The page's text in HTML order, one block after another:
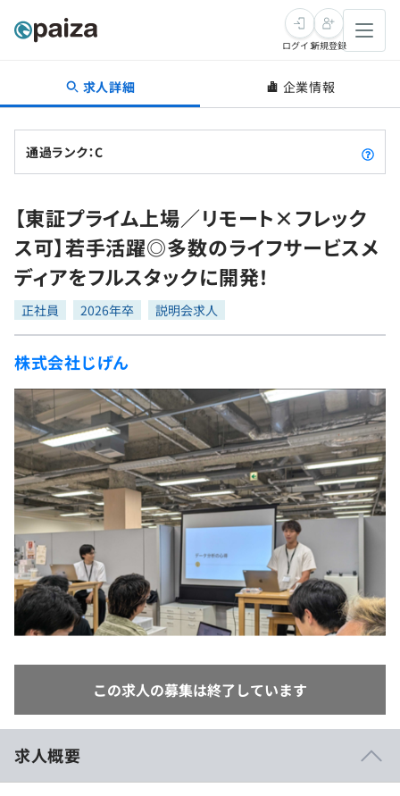
転職・キャリア
転職成功ガイド
転職エージェント
インタビュー
転職成功ガイド
新卒就活
求人検索
本選考
インターン
新卒エージェント
イベント・セミナー
インタビュー
就活成功ガイド
学習
問題集
4択課題
ナレッジ
リファレンス
プラン
個人向けプラン
法人向けプラン
学校向けプラン
プログラミング言語
評価結果一覧
再チャレンジ結果一覧
ゲーム・マンガ
Tech Team Journal
paiza times
note
paizaとは？
ログイン新規登録
求人詳細 企業情報
通過ランク：C
【東証プライム上場／リモート×フレック
ス可】若手活躍◎多数のライフサービスメ
ディアをフルスタックに開発！
正社員 2026年卒 説明会求人
株式会社じげん
この求人の募集は終了しています
求人概要